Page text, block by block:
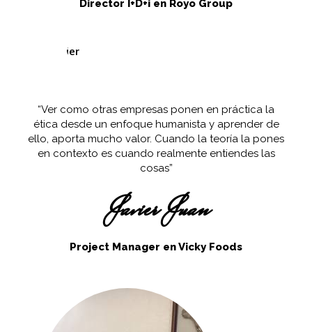
Director I+D+i en Royo Group
“Ver como otras empresas ponen en práctica la
ética desde un enfoque humanista y aprender de
ello, aporta mucho valor. Cuando la teoría la pones
en contexto es cuando realmente entiendes las
cosas”
Javier Juan
Project Manager en Vicky Foods